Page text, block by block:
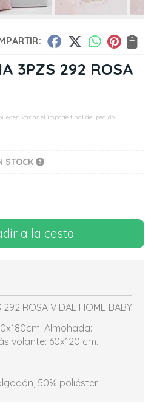
3PZS 292 ROSA
variar el importe final del pedido.
STOCK
a la cesta
292 ROSA VIDAL HOME BABY
Almohada:
volante: 60x120 cm.
50% poliéster.